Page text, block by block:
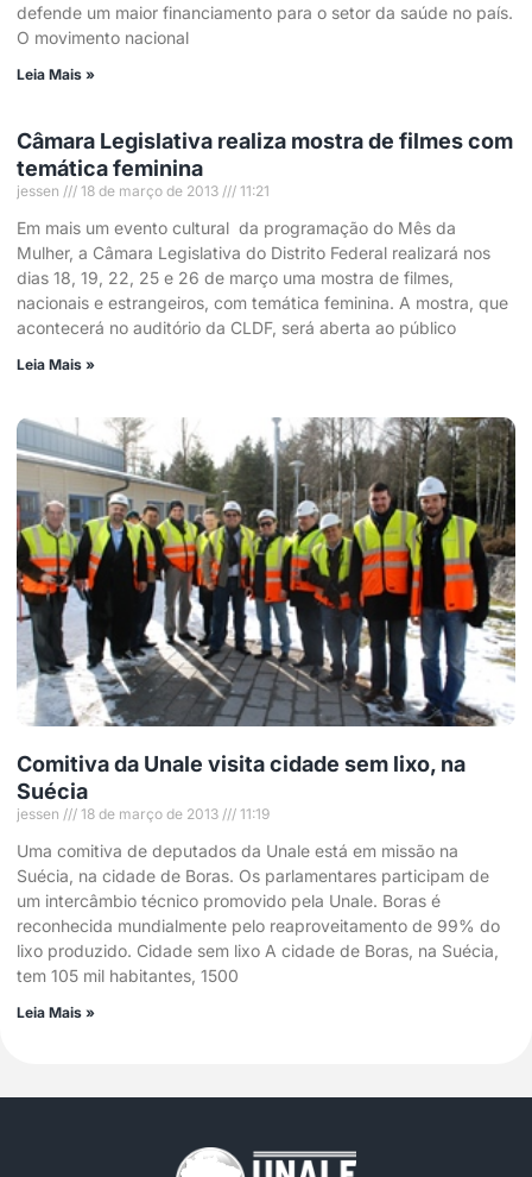
defende um maior financiamento para o setor da saúde no país.
O movimento nacional
Leia Mais »
Câmara Legislativa realiza mostra de filmes com
temática feminina
jessen 18 de março de 2013 11:21
Em mais um evento cultural da programação do Mês da
Mulher, a Câmara Legislativa do Distrito Federal realizará nos
dias 18, 19, 22, 25 e 26 de março uma mostra de filmes,
nacionais e estrangeiros, com temática feminina. A mostra, que
acontecerá no auditório da CLDF, será aberta ao público
Leia Mais »
Comitiva da Unale visita cidade sem lixo, na
Suécia
jessen 18 de março de 2013 11:19
Uma comitiva de deputados da Unale está em missão na
Suécia, na cidade de Boras. Os parlamentares participam de
um intercâmbio técnico promovido pela Unale. Boras é
reconhecida mundialmente pelo reaproveitamento de 99% do
lixo produzido. Cidade sem lixo A cidade de Boras, na Suécia,
tem 105 mil habitantes, 1500
Leia Mais »